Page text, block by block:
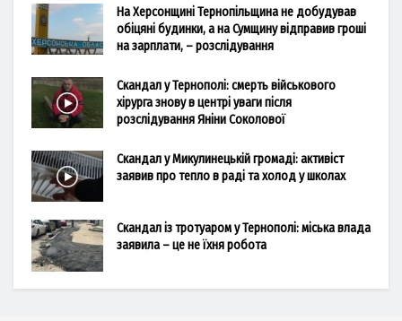
На Херсонщині Тернопільщина не добудував
обіцяні будинки, а на Сумщину відправив гроші
на зарплати, – розслідування
Скандал у Тернополі: смерть військового
хірурга знову в центрі уваги після
розслідування Яніни Соколової
Скандал у Микулинецькій громаді: активіст
заявив про тепло в раді та холод у школах
Скандал із тротуаром у Тернополі: міська влада
заявила – це не їхня робота